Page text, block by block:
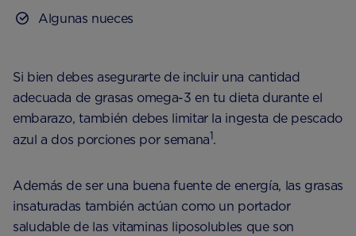
Algunas nueces
Si bien debes asegurarte de incluir una cantidad
adecuada de grasas omega-3 en tu dieta durante el
embarazo, también debes limitar la ingesta de pescado
azul a dos porciones por semana1.
Además de ser una buena fuente de energía, las grasas
insaturadas también actúan como un portador
saludable de las vitaminas liposolubles que son